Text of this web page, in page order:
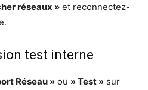
réseaux » et reconnectez-
test interne
Réseau » ou » Test » sur